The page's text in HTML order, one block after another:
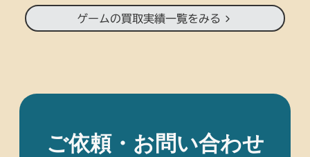
ゲームの買取実績一覧をみる
ご依頼・お問い合わせ